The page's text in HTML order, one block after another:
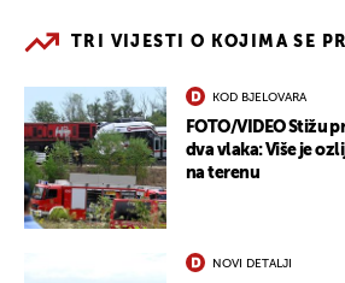
TRI VIJESTI O KOJIMA SE
KOD BJELOVARA
FOTO/VIDEO Stižu
dva vlaka: Više je
na terenu
NOVI DETALJI